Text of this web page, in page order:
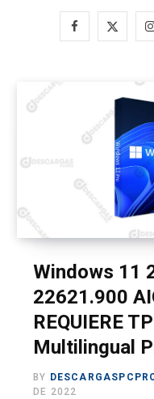
F
b
o
k
i
t
t
e
r
)
Windows 11
22621.900
REQUIERE
Multilingual
BY
DE 2022